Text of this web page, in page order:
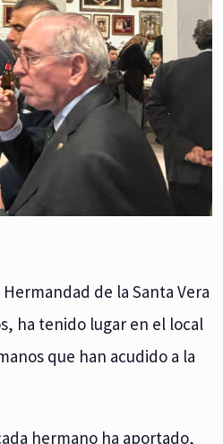
de la Santa Vera
ha tenido lugar en el local
que han acudido a la
hermano ha aportado,